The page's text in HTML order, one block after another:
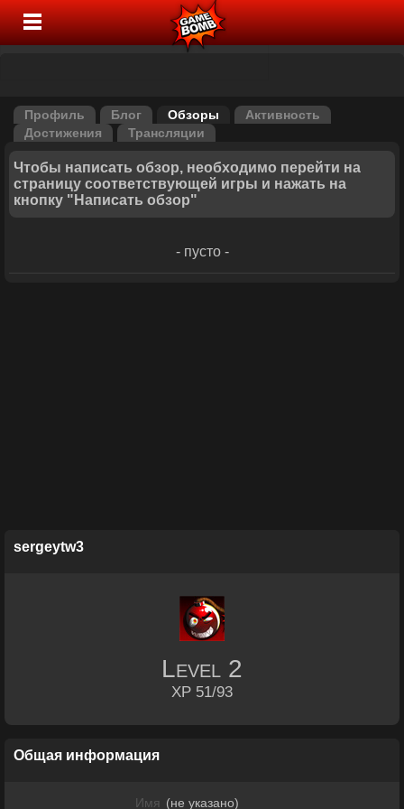
Профиль Блог Обзоры
Активность
Достижения
Трансляции
Чтобы написать обзор, необходимо перейти на
страницу соответствующей игры и нажать на
кнопку "Написать обзор"
- пусто -
sergeytw3
Level 2
XP 51/93
Общая информация
Имя (не указано)